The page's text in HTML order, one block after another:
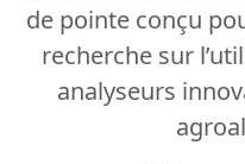
de pointe conçu
recherche sur
analyseurs